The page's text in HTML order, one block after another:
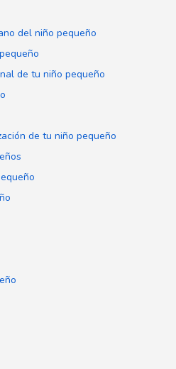
del niño pequeño
de tu niño pequeño
de tu niño pequeño